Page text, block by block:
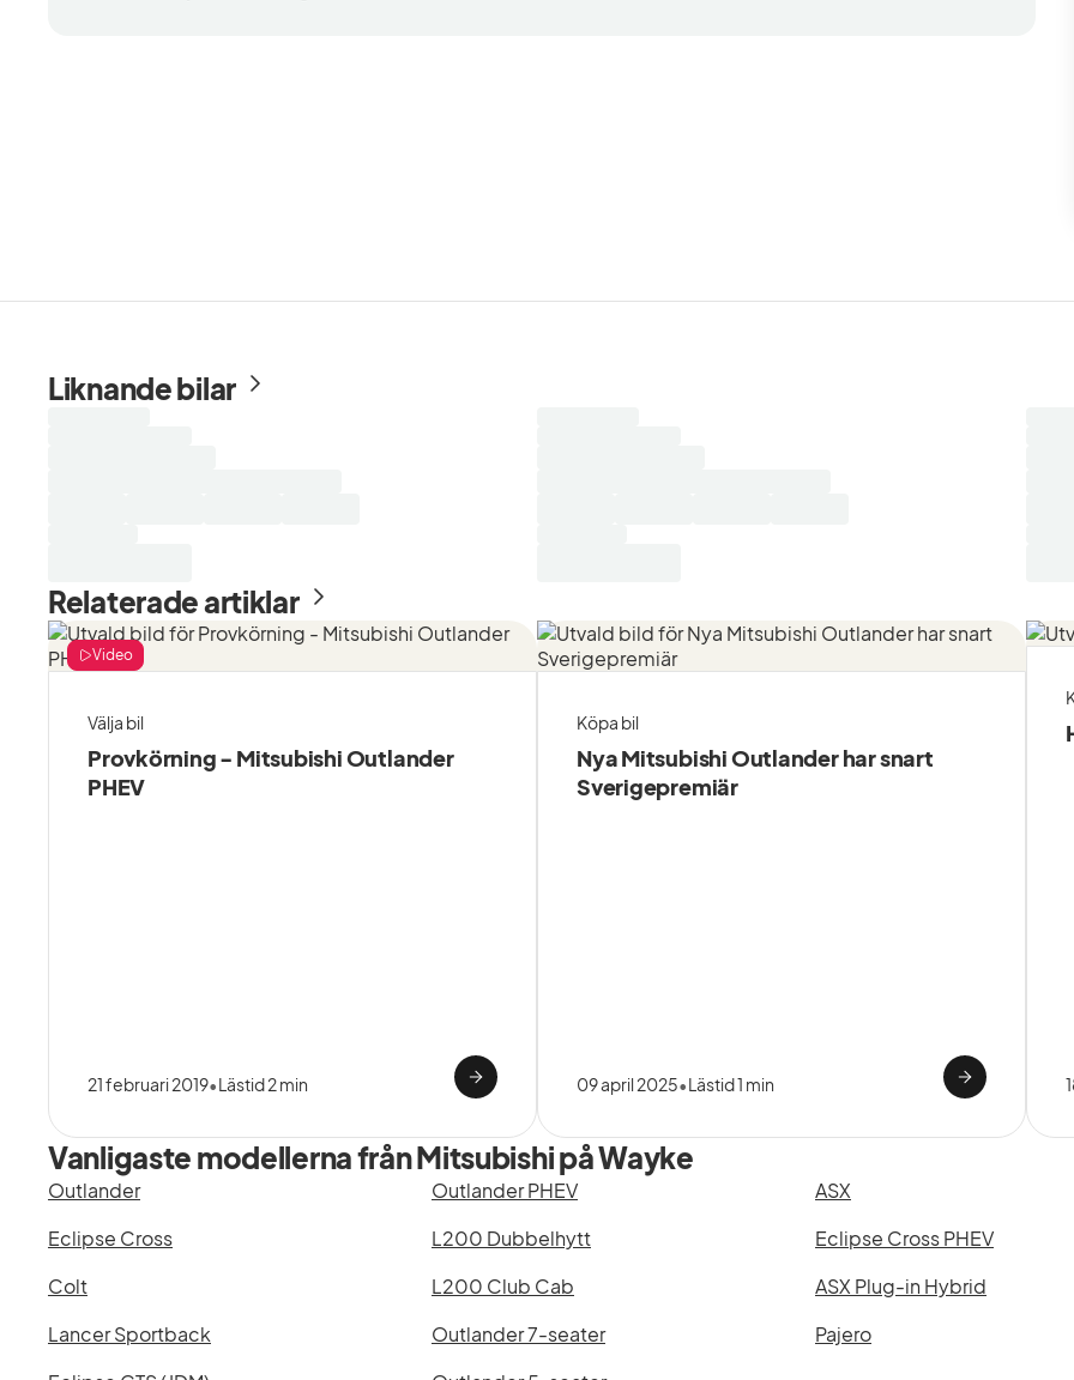
Liknande bilar
Relaterade artiklar
Välja bil
Provkörning - Mitsubishi Outlander
PHEV
21 februari 2019•Lästid 2 min
Video
Köpa bil
Nya Mitsubishi Outlander har snart
Sverigepremiär
09 april 2025•Lästid 1 min
Vanligaste modellerna från Mitsubishi på Wayke
Outlander Outlander PHEV ASX
Eclipse Cross
L200 Dubbelhytt Eclipse Cross PHEV
Colt
L200 Club Cab ASX Plug-in Hybrid
Lancer Sportback
Outlander 7-seater Pajero